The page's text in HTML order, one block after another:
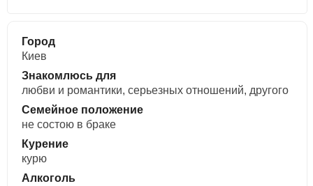
Город
Киев
Знакомлюсь для
любви и романтики, cерьезных отношений, другого
Семейное положение
не состою в браке
Курение
курю
Алкоголь